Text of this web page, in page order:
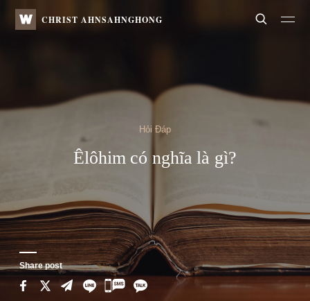
WATVCHRIST AHNSAHNGHONG Search
Hỏi Đáp
Êlôhim có nghĩa là gì?
Share post
카